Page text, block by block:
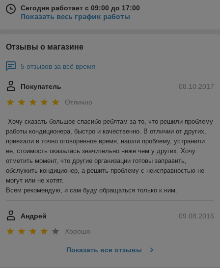
Сегодня работает с 09:00 до 17:00
Показать весь график работы
Отзывы о магазине
5 отзывов за всё время
08.10.2017
Покупатель
Отлично
Хочу сказать большое спасибо ребятам за то, что решили проблему
работы кондиционера, быстро и качественно. В отличии от других,
приехали в точно оговоренное время, нашли проблему, устранили
ее, стоимость оказалась значительно ниже чем у других. Хочу
отметить момент, что другие организации готовы заправить,
обслужить кондиционер, а решить проблему с неисправностью не
могут или не хотят.
Всем рекомендую, и сам буду обращаться только к ним.
09.08.2016
Андрей
Хорошо
Показать все отзывы